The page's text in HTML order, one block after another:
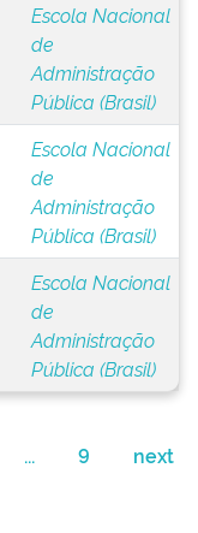
Escola Nacional
de
Administração
Pública (Brasil)
Escola Nacional
de
Administração
Pública (Brasil)
Escola Nacional
de
Administração
Pública (Brasil)
... 9 next